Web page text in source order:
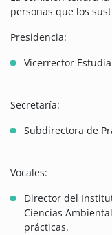
personas que los
Presidencia:
Vicerrector
Secretaría:
Subdirectora de
Vocales:
Director del
Ciencias
prácticas.